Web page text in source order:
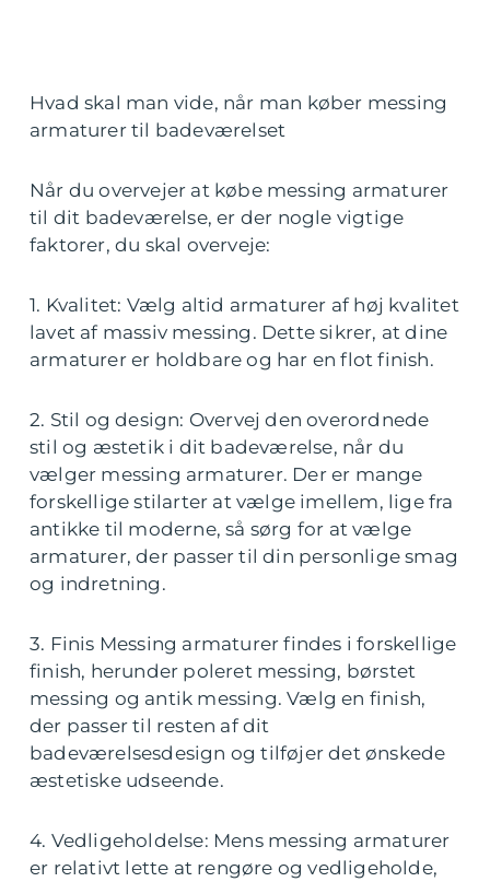
Hvad skal man vide, når man køber messing
armaturer til badeværelset
Når du overvejer at købe messing armaturer
til dit badeværelse, er der nogle vigtige
faktorer, du skal overveje:
1. Kvalitet: Vælg altid armaturer af høj kvalitet
lavet af massiv messing. Dette sikrer, at dine
armaturer er holdbare og har en flot finish.
2. Stil og design: Overvej den overordnede
stil og æstetik i dit badeværelse, når du
vælger messing armaturer. Der er mange
forskellige stilarter at vælge imellem, lige fra
antikke til moderne, så sørg for at vælge
armaturer, der passer til din personlige smag
og indretning.
3. Finis Messing armaturer findes i forskellige
finish, herunder poleret messing, børstet
messing og antik messing. Vælg en finish,
der passer til resten af dit
badeværelsesdesign og tilføjer det ønskede
æstetiske udseende.
4. Vedligeholdelse: Mens messing armaturer
er relativt lette at rengøre og vedligeholde,